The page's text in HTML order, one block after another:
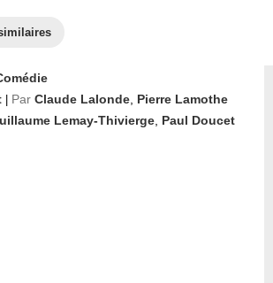
Par Claude Lalonde Pierre Lamothe
Lemay-Thivierge Paul Doucet